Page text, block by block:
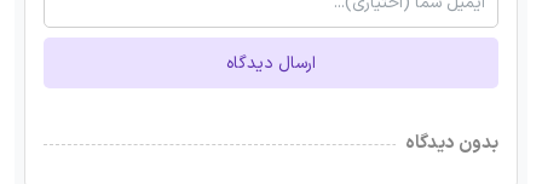
ارسال دیدگاه
بدون دیدگاه